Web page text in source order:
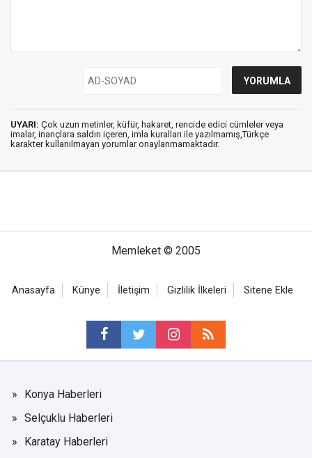
UYARI: Çok uzun metinler, küfür, hakaret, rencide edici cümleler veya
imalar, inançlara saldırı içeren, imla kuralları ile yazılmamış,Türkçe
karakter kullanılmayan yorumlar onaylanmamaktadır.
Memleket © 2005
Anasayfa Künye İletişim Gizlilik İlkeleri Sitene Ekle
Konya Haberleri
Selçuklu Haberleri
Karatay Haberleri